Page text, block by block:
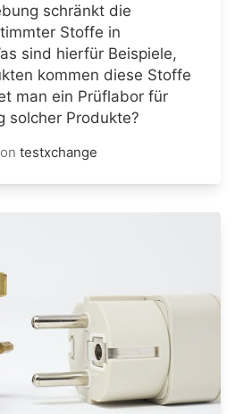
schränkt die
Stoffe in
sind hierfür Beispiele,
kommen diese Stoffe
man ein Prüflabor für
solcher Produkte?
testxchange